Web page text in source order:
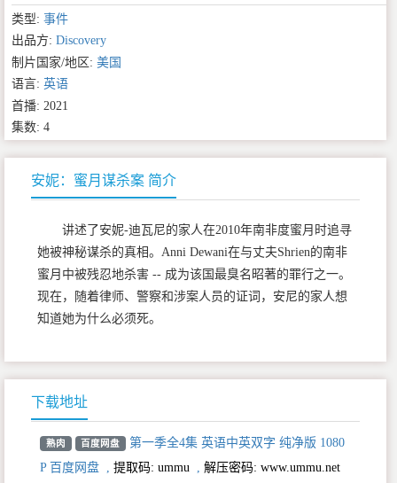
类型: 事件
出品方: Discovery
制片国家/地区: 美国
语言: 英语
首播: 2021
集数: 4
安妮：蜜月谋杀案 简介
讲述了安妮-迪瓦尼的家人在2010年南非度蜜月时追寻
她被神秘谋杀的真相。Anni Dewani在与丈夫Shrien的南非
蜜月中被残忍地杀害 -- 成为该国最臭名昭著的罪行之一。
现在，随着律师、警察和涉案人员的证词，安尼的家人想
知道她为什么必须死。
下载地址
熟肉 百度网盘
第一季全4集 英语中英双字 纯净版 1080
P 百度网盘
提取码: ummu 解压密码: www.ummu.net